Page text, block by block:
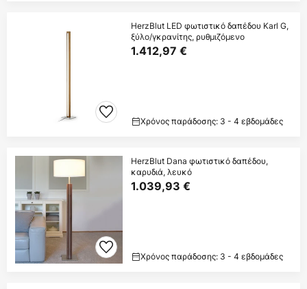
HerzBlut LED φωτιστικό δαπέδου Karl G,
ξύλο/γκρανίτης, ρυθμιζόμενο
1.412,97 €
Χρόνος παράδοσης: 3 - 4 εβδομάδες
HerzBlut Dana φωτιστικό δαπέδου,
καρυδιά, λευκό
1.039,93 €
Χρόνος παράδοσης: 3 - 4 εβδομάδες